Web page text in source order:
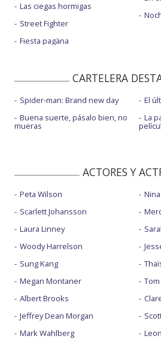
Las ciegas hormigas
Street Fighter
Fiesta pagäna
CARTELERA
Spider-man: Brand new day
Buena suerte, pásalo bien, no
mueras
El
La
ACTORES Y
Peta Wilson
Scarlett Johansson
Laura Linney
Woody Harrelson
Sung Kang
Megan Montaner
Albert Brooks
Jeffrey Dean Morgan
Mark Wahlberg